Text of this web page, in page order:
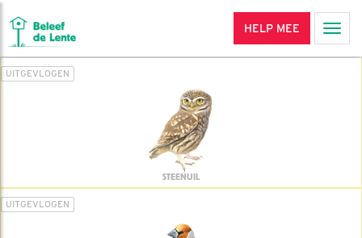
HELP MEE
UITGEVLOGEN
STEENUIL
UITGEVLOGEN